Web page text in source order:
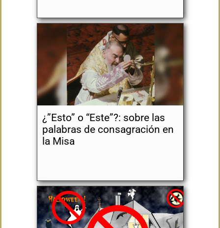
¿”Esto” o “Este”?: sobre las
palabras de consagración en
la Misa